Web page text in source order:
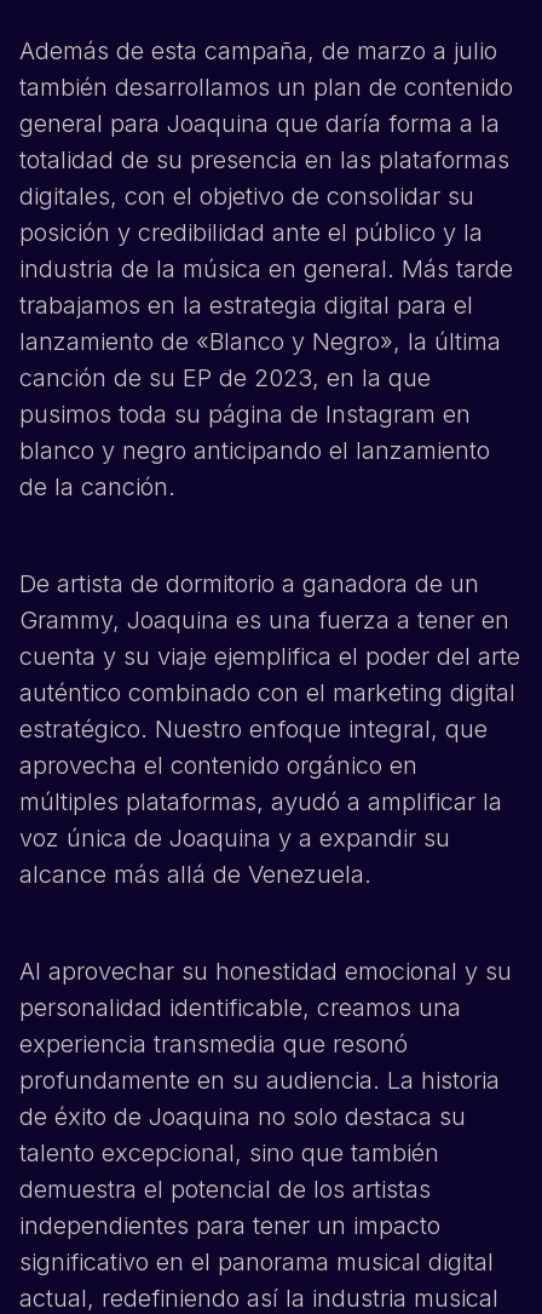
Además de esta campaña, de marzo a julio
también desarrollamos un plan de contenido
general para Joaquina que daría forma a la
totalidad de su presencia en las plataformas
digitales, con el objetivo de consolidar su
posición y credibilidad ante el público y la
industria de la música en general. Más tarde
trabajamos en la estrategia digital para el
lanzamiento de «Blanco y Negro», la última
canción de su EP de 2023, en la que
pusimos toda su página de Instagram en
blanco y negro anticipando el lanzamiento
de la canción.
De artista de dormitorio a ganadora de un
Grammy, Joaquina es una fuerza a tener en
cuenta y su viaje ejemplifica el poder del arte
auténtico combinado con el marketing digital
estratégico. Nuestro enfoque integral, que
aprovecha el contenido orgánico en
múltiples plataformas, ayudó a amplificar la
voz única de Joaquina y a expandir su
alcance más allá de Venezuela.
Al aprovechar su honestidad emocional y su
personalidad identificable, creamos una
experiencia transmedia que resonó
profundamente en su audiencia. La historia
de éxito de Joaquina no solo destaca su
talento excepcional, sino que también
demuestra el potencial de los artistas
independientes para tener un impacto
significativo en el panorama musical digital
actual, redefiniendo así la industria musical